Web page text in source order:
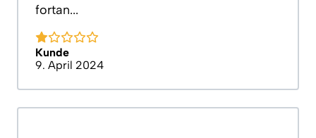
fortan...
Kunde
9. April 2024